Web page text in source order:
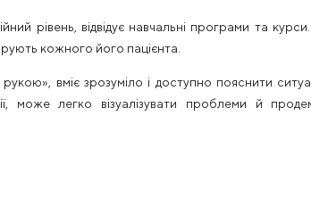
рівень, відвідує навчальні програми та
кожного його пацієнта.
вміє зрозуміло і доступно пояснити
може легко візуалізувати проблеми й